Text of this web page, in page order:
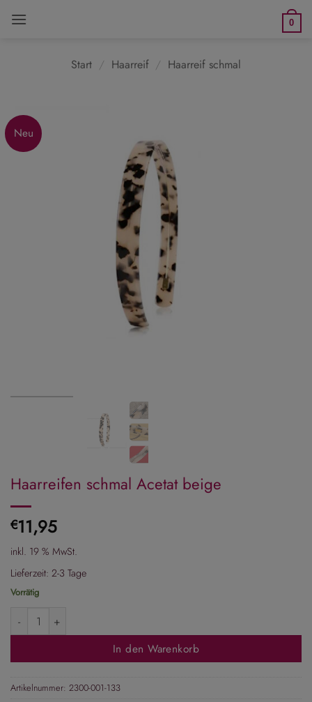
Inhalt
0
Start / Haarreif / Haarreif schmal
Neu
Haarreifen schmal Acetat beige
€11,95
inkl. 19 % MwSt.
Lieferzeit: 2-3 Tage
Vorrätig
Haarreifen schmal Acetat beige Menge
In den Warenkorb
Artikelnummer: 2300-001-133